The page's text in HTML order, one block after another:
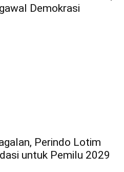
Demokrasi
Perindo Lotim
untuk Pemilu 2029